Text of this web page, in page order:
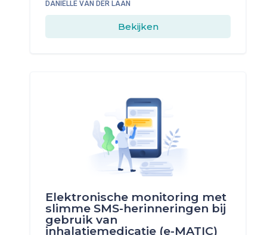
DANIELLE VAN DER LAAN
Bekijken
Elektronische monitoring met
slimme SMS-herinneringen bij
gebruik van
inhalatiemedicatie (e-MATIC)